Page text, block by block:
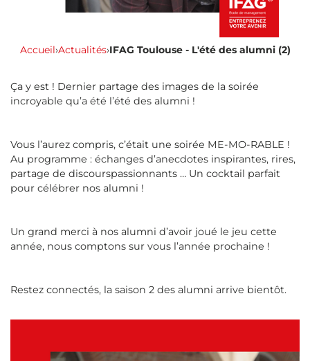
Accueil›Actualités›IFAG Toulouse - L'été des alumni (2)
Ça y est ! Dernier partage des images de la soirée
incroyable qu’a été l’été des alumni !
Vous l’aurez compris, c’était une soirée ME-MO-RABLE !
Au programme : échanges d’anecdotes inspirantes, rires,
partage de discourspassionnants … Un cocktail parfait
pour célébrer nos alumni !
Un grand merci à nos alumni d’avoir joué le jeu cette
année, nous comptons sur vous l’année prochaine !
Restez connectés, la saison 2 des alumni arrive bientôt.